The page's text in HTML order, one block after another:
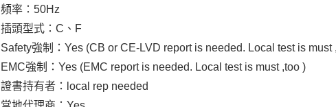
頻率：50Hz
插頭型式：C、F
Safety強制：Yes (CB or CE-LVD report is needed. Local test is must
EMC強制：Yes (EMC report is needed. Local test is must ,too )
證書持有者：local rep needed